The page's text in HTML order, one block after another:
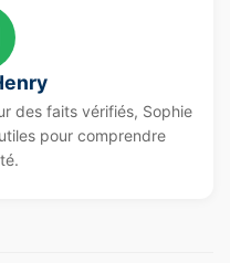
des faits vérifiés, Sophie
pour comprendre